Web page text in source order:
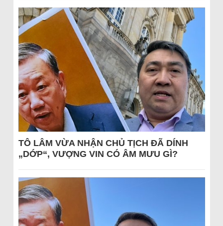
TÔ LÂM VỪA NHẬN CHỦ TỊCH ĐÃ DÍNH
„DỚP“, VƯỢNG VIN CÓ ÂM MƯU GÌ?